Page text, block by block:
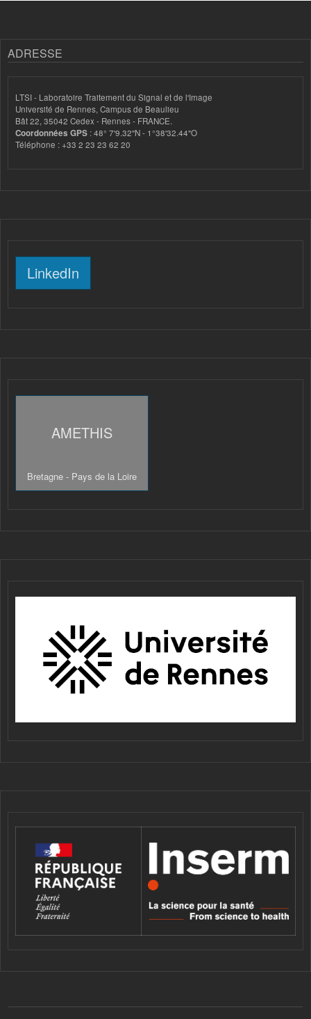
ADRESSE
LTSI - Laboratoire Traitement du Signal et de l'Image
Université de Rennes, Campus de Beaulieu
Bât 22, 35042 Cedex - Rennes - FRANCE.
Coordonnées GPS : 48° 7'9.32"N - 1°38'32.44"O
Téléphone : +33 2 23 23 62 20
LinkedIn
AMETHIS
Bretagne - Pays de la Loire